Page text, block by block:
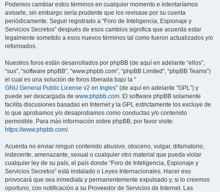
Podemos cambiar estos términos en cualquier momento e intentaríamos
avisarle, sin embargo sería prudente que los revisase por su cuenta
periódicamente. Seguir registrado a “Foro de Inteligencia, Espionaje y
Servicios Secretos” después de esos cambios significa que acuerda estar
legalmente sometido a esos nuevos términos tal como fueron actualizados y/o
reformados.
Nuestros foros están desarrollados por phpBB (de aquí en adelante “ellos”,
“sus”, “software phpBB”, “www.phpbb.com”, “phpBB Limited”, “phpBB Teams”)
el cual es una solución de foros liberada bajo la “
GNU General Public License v2 en Ingles” (de aquí en adelante “GPL”) y
puede ser descargada de www.phpbb.com. El software phpBB solamente
facilita discusiones basadas en Internet y la GPL estrictamente los excluye de
lo que aprobamos y/o desaprobamos como conductas y/o contenido
permisible. Para más información sobre phpBB, por favor visite:
https://www.phpbb.com/.
Acuerda no enviar ningun contenido abusivo, obsceno, vulgar, difamatorio,
indecente, amenazante, sexual o cualquier otro material que pueda violar
cualquier ley de su país, el país donde “Foro de Inteligencia, Espionaje y
Servicios Secretos” está instalado o Leyes Internacionales. Hacer eso
provocará que sea inmediata y permanentemente expulsado y, si lo creemos
oportuno, con notificación a su Proveedor de Servicios de Internet. Las